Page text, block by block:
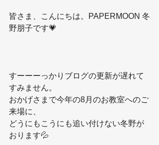
皆さま、こんにちは。PAPERMOON 冬
野朋子です💗
すーーーっかりブログの更新が遅れて
すみません。
おかげさまで今年の8月のお教室へのご
来場に、
どうにもこうにも追い付けない冬野が
おります💦